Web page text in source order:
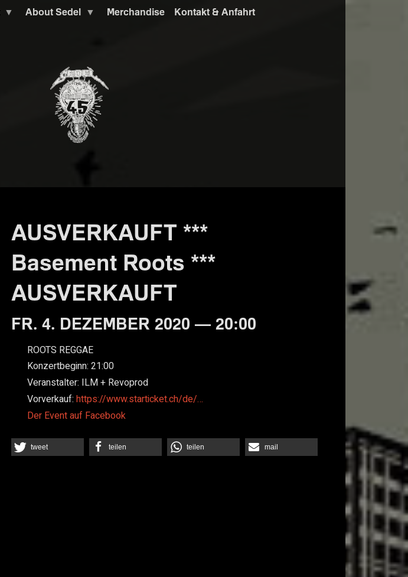
About Sedel Merchandise Kontakt & Anfahrt
AUSVERKAUFT ***
Basement Roots ***
AUSVERKAUFT
FR. 4. DEZEMBER 2020 — 20:00
ROOTS REGGAE
Konzertbeginn: 21:00
Veranstalter: ILM + Revoprod
Vorverkauf: https://www.starticket.ch/de/…
Der Event auf Facebook
tweet teilen teilen mail